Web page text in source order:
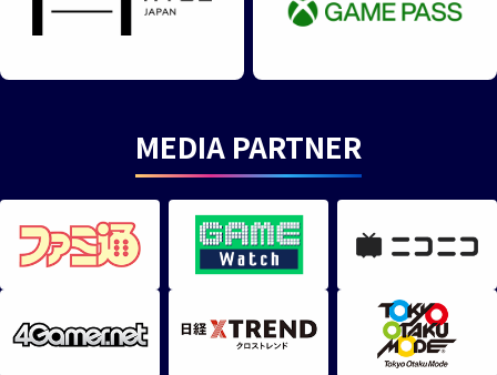
MEDIA PARTNER